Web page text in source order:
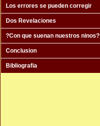
Los errores se pueden corregir
Dos Revelaciones
?Con que suenan nuestros ninos?
Conclusion
Bibliografia